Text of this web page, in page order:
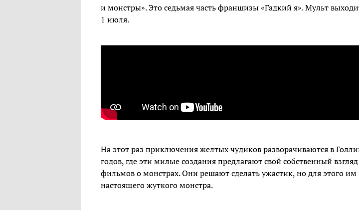
и монстры». Это седьмая часть франшизы «Гадкий я». Мульт
1 июля.
На этот раз приключения желтых чудиков разворачиваются в
годов, где эти милые создания предлагают свой собственный
фильмов о монстрах. Они решают сделать ужастик, но для этого
настоящего жуткого монстра.